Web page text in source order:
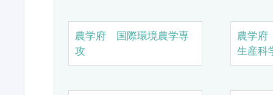
農学府 国際環境農学専
攻
農学
生産科